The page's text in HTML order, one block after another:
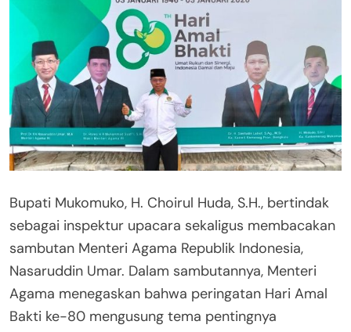
Bupati Mukomuko, H. Choirul Huda, S.H., bertindak
sebagai inspektur upacara sekaligus membacakan
sambutan Menteri Agama Republik Indonesia,
Nasaruddin Umar. Dalam sambutannya, Menteri
Agama menegaskan bahwa peringatan Hari Amal
Bakti ke-80 mengusung tema pentingnya